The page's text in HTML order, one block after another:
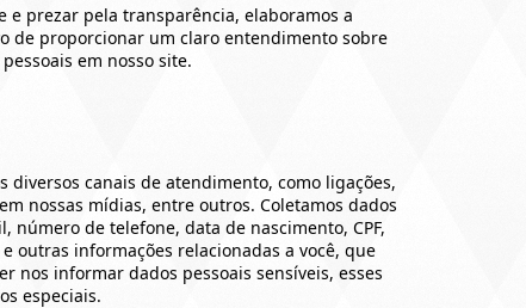
prezar pela transparência, elaboramos a
de proporcionar um claro entendimento sobre
em nosso site.
diversos canais de atendimento, como ligações,
nossas mídias, entre outros. Coletamos dados
número de telefone, data de nascimento, CPF,
outras informações relacionadas a você, que
nos informar dados pessoais sensíveis, esses
especiais.